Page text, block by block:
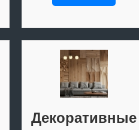
Декоративные